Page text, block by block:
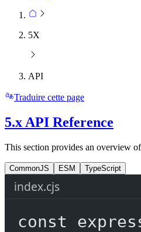
5X
API
Traduire cette page
5.x API Reference
This section provides an overview
CommonJS ESM TypeScript
index.cjs
const